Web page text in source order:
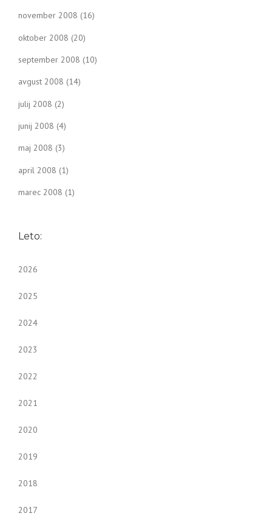
november 2008 (16)
oktober 2008 (20)
september 2008 (10)
avgust 2008 (14)
julij 2008 (2)
junij 2008 (4)
maj 2008 (3)
april 2008 (1)
marec 2008 (1)
Leto:
2026
2025
2024
2023
2022
2021
2020
2019
2018
2017